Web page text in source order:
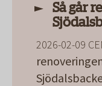
Så går
2026-02-09